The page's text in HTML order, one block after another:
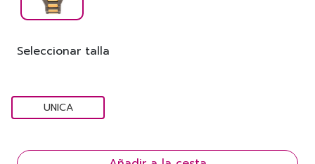
Seleccionar talla
UNICA